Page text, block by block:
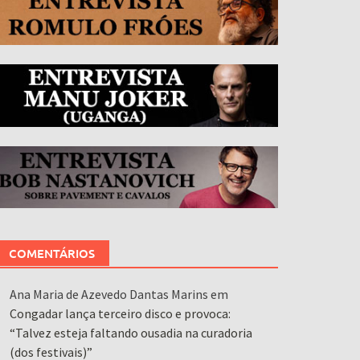
COMENTÁRIOS
Ana Maria de Azevedo Dantas Marins em
Congadar lança terceiro disco e provoca:
“Talvez esteja faltando ousadia na curadoria
(dos festivais)”